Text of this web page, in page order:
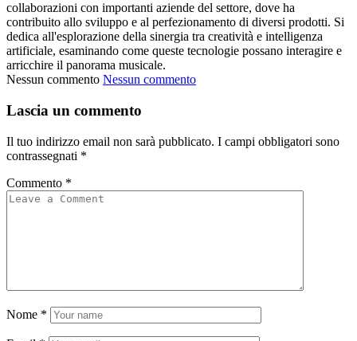
collaborazioni con importanti aziende del settore, dove ha
contribuito allo sviluppo e al perfezionamento di diversi prodotti. Si
dedica all'esplorazione della sinergia tra creatività e intelligenza
artificiale, esaminando come queste tecnologie possano interagire e
arricchire il panorama musicale.
Nessun commento Nessun commento
Lascia un commento
Il tuo indirizzo email non sarà pubblicato. I campi obbligatori sono
contrassegnati *
Commento *
Nome *